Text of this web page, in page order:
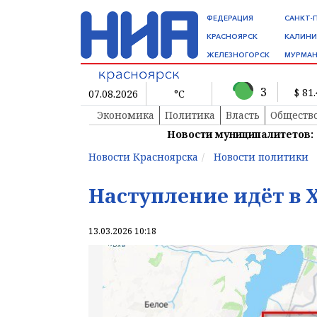
ФЕДЕРАЦИЯ
КРАСНОЯРСК
ЖЕЛЕЗНОГОРСК
САНКТ-
07.08.2026 °C 3
$
Экономика
Политика Власть
Новости муниципалитетов:
Новости Красноярска
Новости политики
Наступление идёт в
13.03.2026 10:18